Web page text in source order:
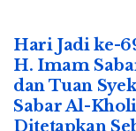
Hari Jadi ke-
H. Imam
dan Tuan
Sabar Al-
Ditetapkan